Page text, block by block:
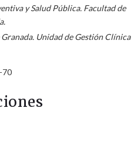
y Salud Pública. Facultad de
Unidad de Gestión Clínica
70